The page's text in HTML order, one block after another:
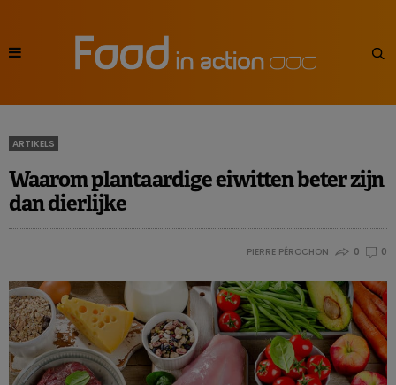
ARTIKELS
Waarom plantaardige eiwitten beter zijn
dan dierlijke
PIERRE PÉROCHON 0 0